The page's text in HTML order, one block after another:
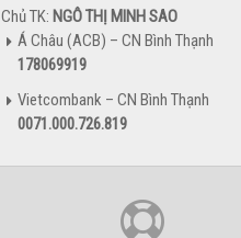
Chủ TK: NGÔ THỊ MINH SAO
Á Châu (ACB) – CN Bình Thạnh
178069919
Vietcombank – CN Bình Thạnh
0071.000.726.819